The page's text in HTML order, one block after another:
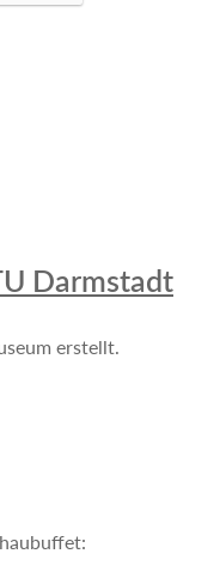
Darmstadt
erstellt.